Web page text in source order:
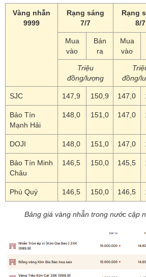
Vàng nhẫn
9999
Rạng sáng
7/7
Rạng
8/7
Mua
vào
Bán
ra
Mua
vào
Triệu
đồng/lượng
đồng/
SJC 147,9 150,9 147,0
Bảo Tín
Mạnh Hải
148,0 151,0 147,0
DOJI 148,0 151,0 147,0
Bảo Tín Minh
Châu
146,5 150,0 145,5
Phú Quý 146,5 150,0 146,5
Bảng giá vàng nhẫn trong nước cập